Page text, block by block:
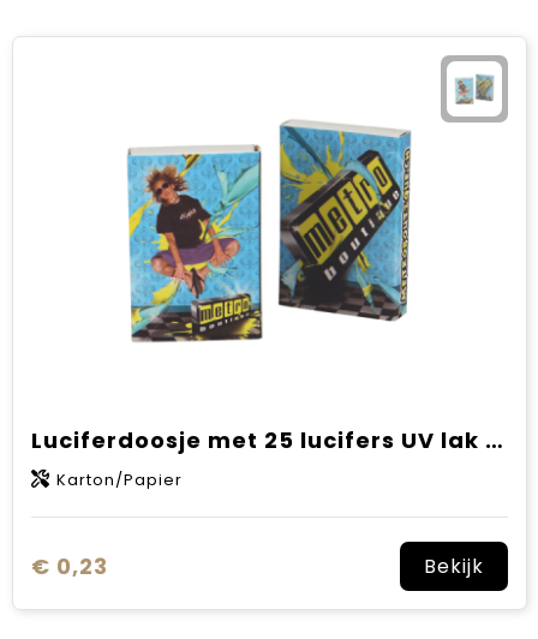
Luciferdoosje met 25 lucifers UV lak uitvoering met full colour opdruk
Karton/Papier
€ 0,23 Bekijk